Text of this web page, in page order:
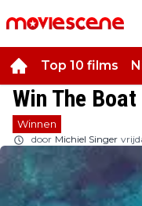
Top 10 films
Win The Boat
Winnen
door Michiel Singer